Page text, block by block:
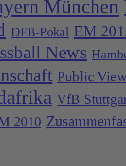
München
DFB-Pokal EM
News
Public
VfB
2010